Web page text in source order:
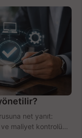
net yanıt:
ve maliyet kontrolü